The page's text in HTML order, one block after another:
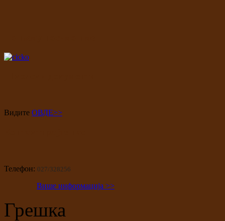
Видите ОВДЕ>>
Телефон: 027/328256
Више информација >>
Грешка